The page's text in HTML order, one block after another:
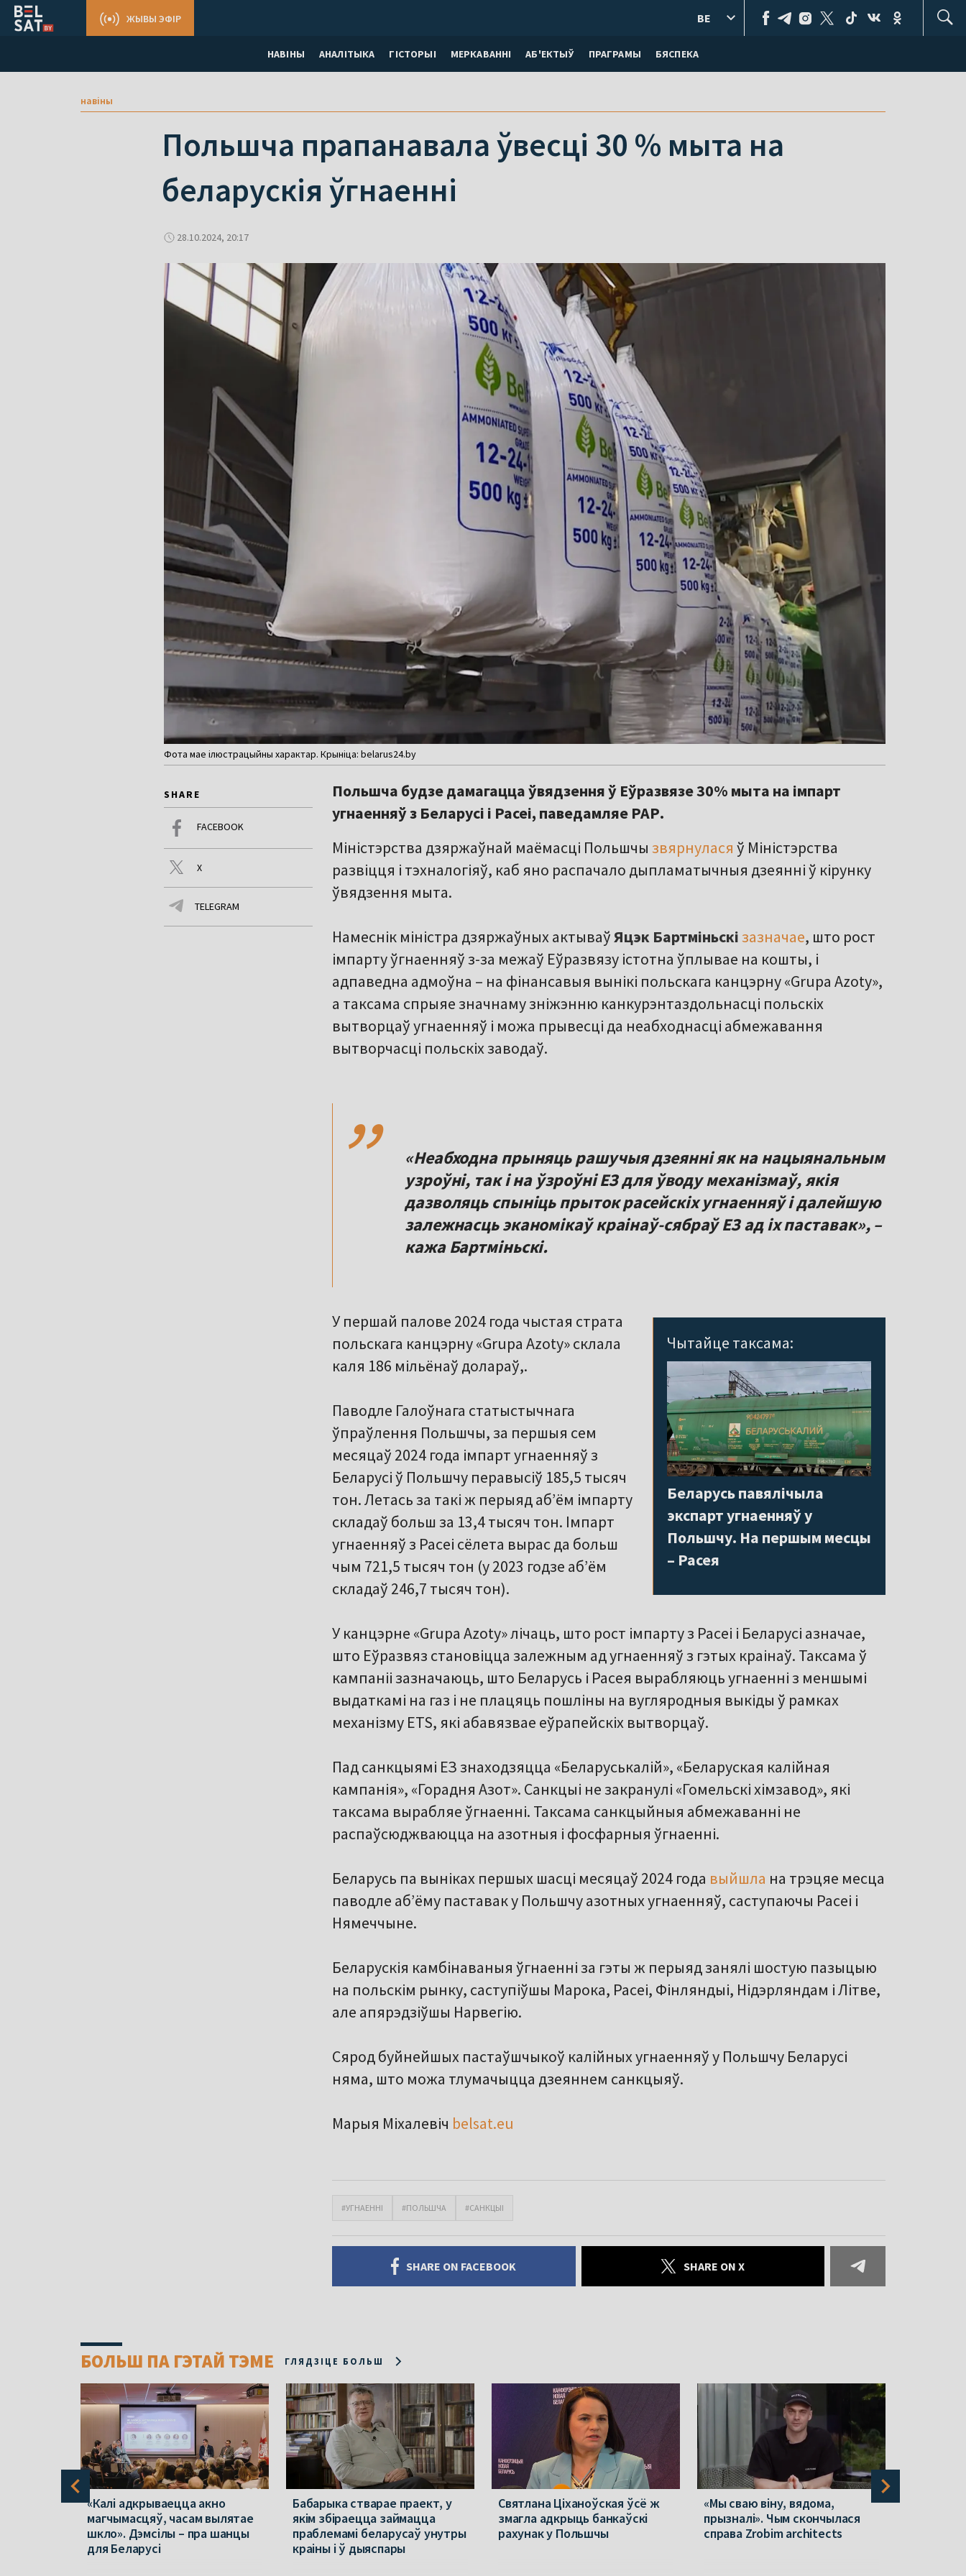
НАВІНЫ АНАЛІТЫКА ГІСТОРЫІ МЕРКАВАННI АБ'ЕКТЫЎ ПРАГРАМЫ БЯСПЕКА
ЖЫВЫ ЭФІР BE
навіны
Польшча прапанавала ўвесці 30 % мыта на
беларускія ўгнаенні
28.10.2024, 20:17
Фота мае ілюстрацыйны характар. Крыніца: belarus24.by
SHARE
FACEBOOK
X
TELEGRAM
Польшча будзе дамагацца ўвядзення ў Еўразвязе 30% мыта на імпарт
угнаенняў з Беларусі і Расеі, паведамляе РАР.
Міністэрства дзяржаўнай маёмасці Польшчы звярнулася ў Міністэрства
развіцця і тэхналогіяў, каб яно распачало дыпламатычныя дзеянні ў кірунку
ўвядзення мыта.
Намеснік міністра дзяржаўных актываўЯцэк Бартміньскі зазначае, што рост
імпарту ўгнаенняў з-за межаў Еўразвязу істотна ўплывае на кошты, і
адпаведна адмоўна – на фінансавыя вынікі польскага канцэрну «Grupa Azoty»,
а таксама спрыяе значнаму зніжэнню канкурэнтаздольнасці польскіх
вытворцаў угнаенняў і можа прывесці да неабходнасці абмежавання
вытворчасці польскіх заводаў.
,,
«Неабходна прыняць рашучыя дзеянні як на нацыянальным
узроўні, так і на ўзроўні ЕЗ для ўводу механізмаў, якія
дазволяць спыніць прыток расейскіх угнаенняў і далейшую
залежнасць эканомікаў краінаў-сябраў ЕЗ ад іх паставак», –
кажа Бартміньскі.
Чытайце таксама:
Беларусь павялічыла
экспарт угнаенняў у
Польшчу. На першым месцы
– Расея
У першай палове 2024 года чыстая страта
польскага канцэрну «Grupa Azoty» склала
каля 186 мільёнаў долараў,.
Паводле Галоўнага статыстычнага
ўпраўлення Польшчы, за першыя сем
месяцаў 2024 года імпарт угнаенняў з
Беларусі ў Польшчу перавысіў 185,5 тысяч
тон. Летась за такі ж перыяд аб’ём імпарту
складаў больш за 13,4 тысяч тон. Імпарт
угнаенняў з Расеі сёлета вырас да больш
чым 721,5 тысяч тон (у 2023 годзе аб’ём
складаў 246,7 тысяч тон).
У канцэрне «Grupa Azoty» лічаць, што рост імпарту з Расеі і Беларусі азначае,
што Еўразвяз становіцца залежным ад угнаенняў з гэтых краінаў. Таксама ў
кампаніі зазначаюць, што Беларусь і Расея вырабляюць угнаенні з меншымі
выдаткамі на газ і не плацяць пошліны на вугляродныя выкіды ў рамках
механізму ETS, які абавязвае еўрапейскіх вытворцаў.
Пад санкцыямі ЕЗ знаходзяцца «Беларуськалій», «Беларуская калійная
кампанія», «Горадня Азот». Санкцыі не закранулі «Гомельскі хімзавод», які
таксама вырабляе ўгнаенні. Таксама санкцыйныя абмежаванні не
распаўсюджваюцца на азотныя і фосфарныя ўгнаенні.
Беларусь па выніках першых шасці месяцаў 2024 года выйшла на трэцяе месца
паводле аб’ёму паставак у Польшчу азотных угнаенняў, саступаючы Расеі і
Нямеччыне.
Беларускія камбінаваныя ўгнаенні за гэты ж перыяд занялі шостую пазыцыю
на польскім рынку, саступіўшы Марока, Расеі, Фінляндыі, Нідэрляндам і Літве,
але апярэдзіўшы Нарвегію.
Сярод буйнейшых пастаўшчыкоў калійных угнаенняў у Польшчу Беларусі
няма, што можа тлумачыцца дзеяннем санкцыяў.
Марыя Міхалевіч belsat.eu
#УГНАЕННІ #ПОЛЬШЧА #САНКЦЫІ
SHARE ON FACEBOOK SHARE ON X
БОЛЬШ ПА ГЭТАЙ ТЭМЕ ГЛЯДЗІЦЕ БОЛЬШ
«Калі адкрываецца акно
магчымасцяў, часам вылятае
шкло». Дэмсілы – пра шанцы
для Беларусі
Бабарыка стварае праект, у
якім збіраецца займацца
праблемамі беларусаў унутры
краіны і ў дыяспары
Святлана Ціханоўская ўсё ж
змагла адкрыць банкаўскі
рахунак у Польшчы
«Мы сваю віну, вядома,
прызналі». Чым скончылася
справа Zrobim architects